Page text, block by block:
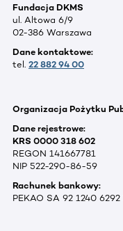
Fundacja DKMS
ul. Altowa 6/9
02-386 Warszawa
Dane kontaktowe:
tel. 22 882 94 00
Organizacja Pożytku
Dane rejestrowe:
KRS 0000 318 602
REGON 141667781
NIP 522-290-86-59
Rachunek bankowy:
PEKAO SA 92 1240